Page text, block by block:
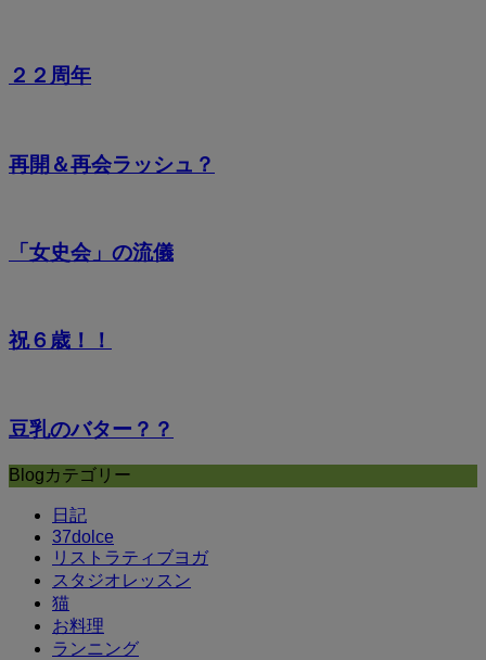
２２周年
再開＆再会ラッシュ？
「女史会」の流儀
祝６歳！！
豆乳のバター？？
Blogカテゴリー
日記
37dolce
リストラティブヨガ
スタジオレッスン
猫
お料理
ランニング